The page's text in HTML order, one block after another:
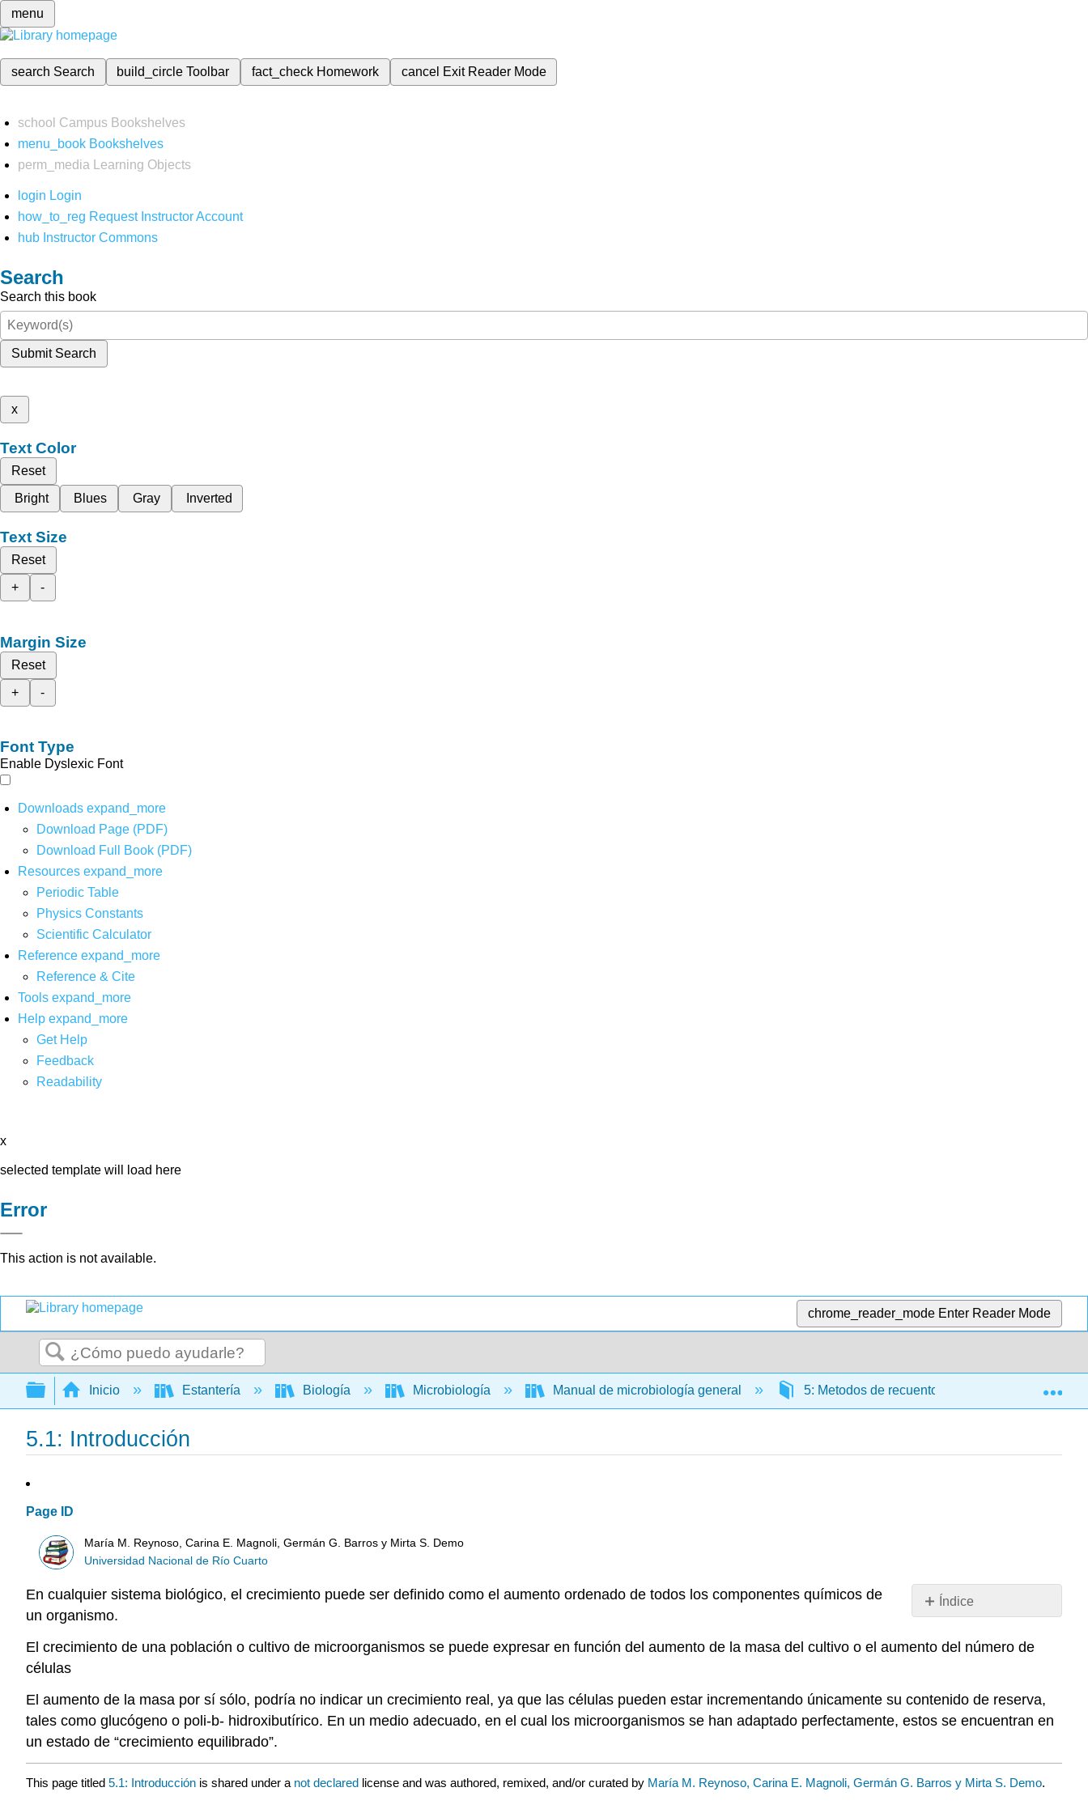
menu
search Search build_circleToolbar fact_check Homework cancel Exit Reader Mode
school Campus Bookshelves
menu_book Bookshelves
perm_media
Learning Objects
login Login
how_to_reg Request Instructor Account
hub Instructor Commons
Search
Search this book
Submit Search
x
Text Color
Reset
Bright
Blues Gray Inverted
Text Size
Reset
+
-
Margin Size
Reset
+
-
Font Type
Enable Dyslexic Font
Downloads expand_more
Download Page (PDF)
Download Full Book (PDF)
Resources expand_more
Periodic Table
Physics Constants
Scientific Calculator
Reference expand_more
Reference & Cite
Tools expand_more
Help expand_more
Get Help
Feedback
Readability
x
selected template will load here
Error
This action is not available.
chrome_reader_mode Enter Reader Mode
Buscar
Expandir/contraer jerarquía global
Inicio Estantería Biología Microbiología Manual de microbiología general 5: Metodos de recuento de poblaciones
5.1: Introducción
Page ID
María M. Reynoso, Carina E. Magnoli, Germán G. Barros y Mirta S. Demo
Universidad Nacional de Río Cuarto
Índice
Sin
En cualquier sistema biológico, el crecimiento puede ser definido como el aumento ordenado de todos los componentes químicos de
un organismo.
El crecimiento de una población o cultivo de microorganismos se puede expresar en función del aumento de la masa del cultivo o el aumento del número de
células
El aumento de la masa por sí sólo, podría no indicar un crecimiento real, ya que las células pueden estar incrementando únicamente su contenido de reserva,
tales como glucógeno o poli-b- hidroxibutírico. En un medio adecuado, en el cual los microorganismos se han adaptado perfectamente, estos se encuentran en
un estado de “crecimiento equilibrado”.
This page titled 5.1: Introducción is shared under a not declared license and was authored, remixed, and/or curated by María M. Reynoso, Carina E. Magnoli, Germán G. Barros y Mirta S. Demo.